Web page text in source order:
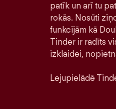
patīk un arī tu
rokās. Nosūti
funkcijām kā
Tinder ir radīts
izklaidei,
Lejupielādē